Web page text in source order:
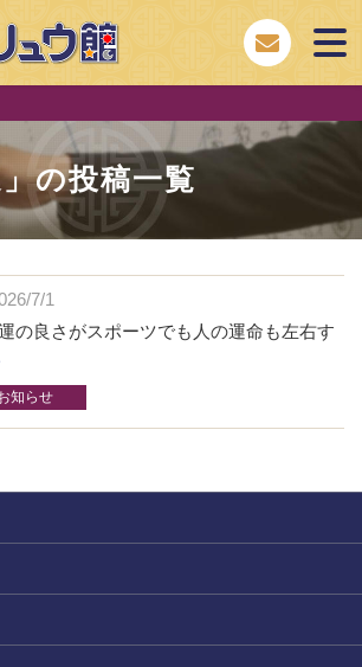
」の投稿一覧
7/1
の良さがスポーツでも人の運命も左右す
知らせ